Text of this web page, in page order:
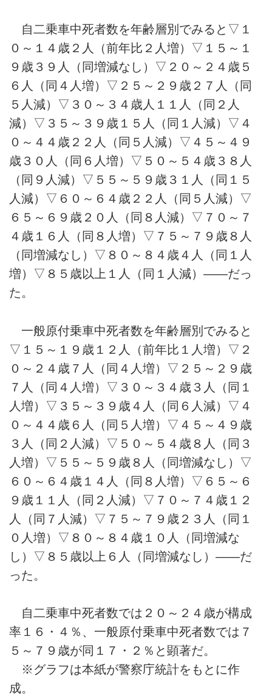
自二乗車中死者数を年齢層別でみると▽１
０～１４歳２人（前年比２人増）▽１５～１
９歳３９人（同増減なし）▽２０～２４歳５
６人（同４人増）▽２５～２９歳２７人（同
５人減）▽３０～３４歳人１１人（同２人
減）▽３５～３９歳１５人（同１人減）▽４
０～４４歳２２人（同５人減）▽４５～４９
歳３０人（同６人増）▽５０～５４歳３８人
（同９人減）▽５５～５９歳３１人（同１５
人減）▽６０～６４歳２２人（同５人減）▽
６５～６９歳２０人（同８人減）▽７０～７
４歳１６人（同８人増）▽７５～７９歳８人
（同増減なし）▽８０～８４歳４人（同１人
増）▽８５歳以上１人（同１人減）――だっ
た。
一般原付乗車中死者数を年齢層別でみると
▽１５～１９歳１２人（前年比１人増）▽２
０～２４歳７人（同４人増）▽２５～２９歳
７人（同４人増）▽３０～３４歳３人（同１
人増）▽３５～３９歳４人（同６人減）▽４
０～４４歳６人（同５人増）▽４５～４９歳
３人（同２人減）▽５０～５４歳８人（同３
人増）▽５５～５９歳８人（同増減なし）▽
６０～６４歳１４人（同８人増）▽６５～６
９歳１１人（同２人減）▽７０～７４歳１２
人（同７人減）▽７５～７９歳２３人（同１
０人増）▽８０～８４歳１０人（同増減な
し）▽８５歳以上６人（同増減なし）――だ
った。
自二乗車中死者数では２０～２４歳が構成
率１６・４％、一般原付乗車中死者数では７
５～７９歳が同１７・２％と顕著だ。
※グラフは本紙が警察庁統計をもとに作
成。